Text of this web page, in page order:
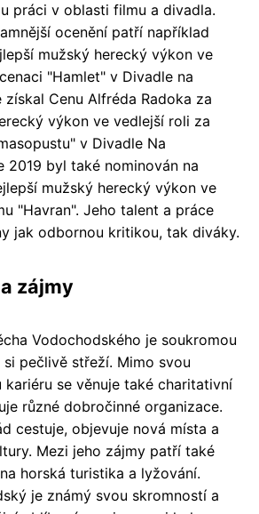
práci v oblasti filmu a divadla.
ocenění patří například
mužský herecký výkon ve
"Hamlet" v Divadle na
získal Cenu Alfréda Radoka za
výkon ve vedlejší roli za
v Divadle Na
2019 byl také nominován na
mužský herecký výkon ve
"Havran". Jeho talent a práce
jak odbornou kritikou, tak diváky.
zájmy
Vodochodského je soukromou
pečlivě střeží. Mimo svou
kariéru se věnuje také charitativní
různé dobročinné organizace.
cestuje, objevuje nová místa a
Mezi jeho zájmy patří také
horská turistika a lyžování.
je známý svou skromností a